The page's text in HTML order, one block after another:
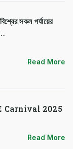
সকল পর্যায়ের
Read More
Carnival 2025
Read More